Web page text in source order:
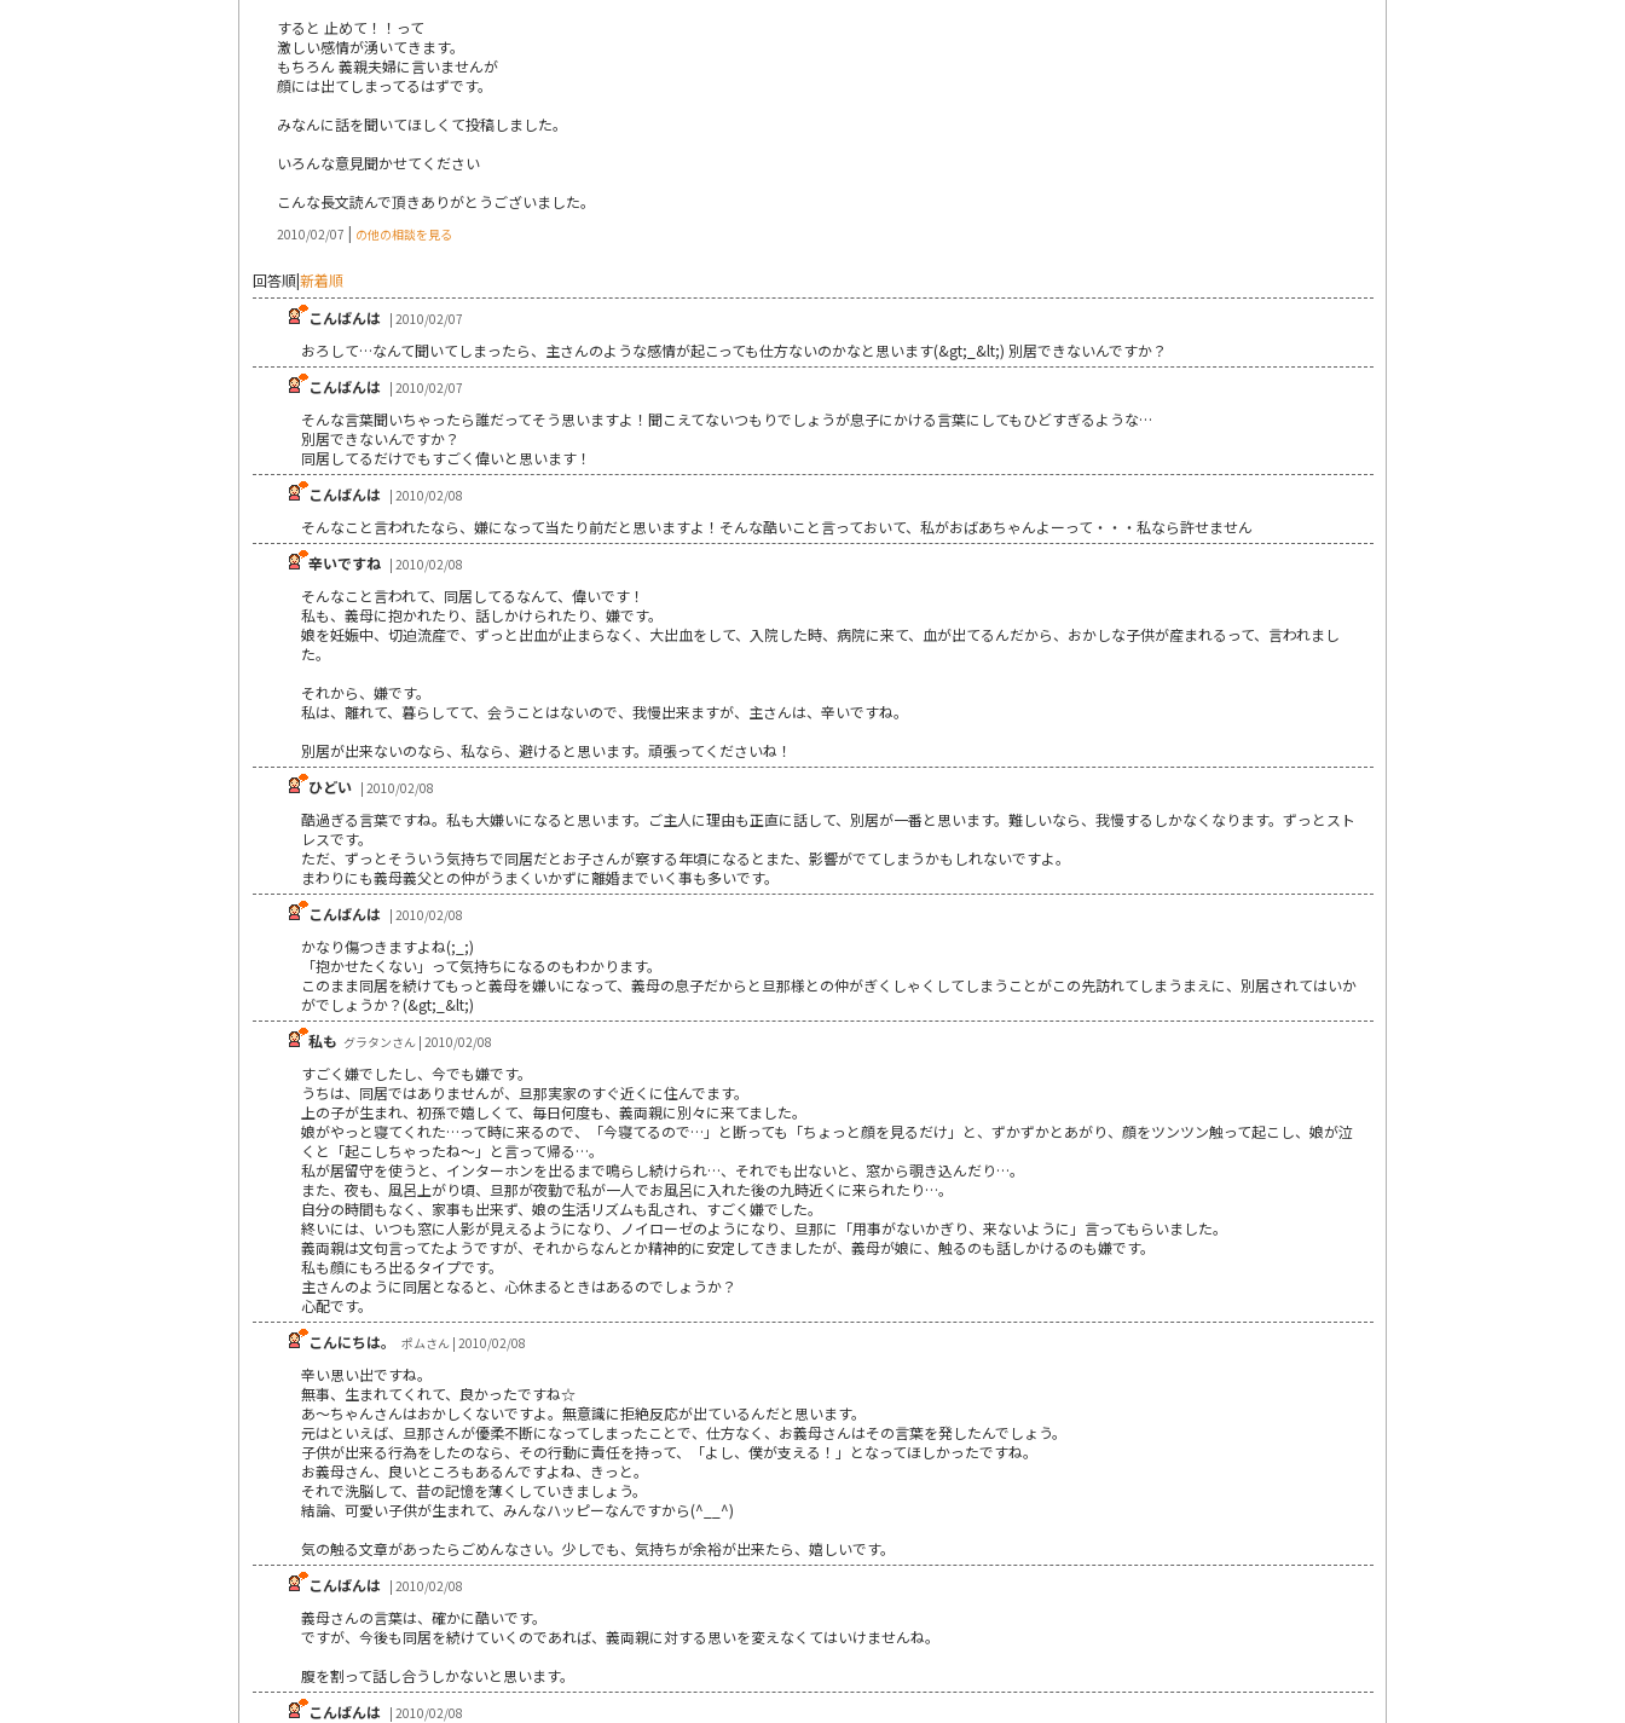
すると 止めて！！って
激しい感情が湧いてきます。
もちろん 義親夫婦に言いませんが
顔には出てしまってるはずです。
みなんに話を聞いてほしくて投稿しました。
いろんな意見聞かせてください
こんな長文読んで頂きありがとうございました。
2010/02/07 | の他の相談を見る
回答順|新着順
こんばんは | 2010/02/07
おろして…なんて聞いてしまったら、主さんのような感情が起こっても仕方ないのかなと思います(&gt;_&lt;) 別居できないんですか？
こんばんは | 2010/02/07
そんな言葉聞いちゃったら誰だってそう思いますよ！聞こえてないつもりでしょうが息子にかける言葉にしてもひどすぎるような…
別居できないんですか？
同居してるだけでもすごく偉いと思います！
こんばんは | 2010/02/08
そんなこと言われたなら、嫌になって当たり前だと思いますよ！そんな酷いこと言っておいて、私がおばあちゃんよーって・・・私なら許せません
辛いですね | 2010/02/08
そんなこと言われて、同居してるなんて、偉いです！
私も、義母に抱かれたり、話しかけられたり、嫌です。
娘を妊娠中、切迫流産で、ずっと出血が止まらなく、大出血をして、入院した時、病院に来て、血が出てるんだから、おかしな子供が産まれるって、言われまし
た。
それから、嫌です。
私は、離れて、暮らしてて、会うことはないので、我慢出来ますが、主さんは、辛いですね。
別居が出来ないのなら、私なら、避けると思います。頑張ってくださいね！
ひどい | 2010/02/08
酷過ぎる言葉ですね。私も大嫌いになると思います。ご主人に理由も正直に話して、別居が一番と思います。難しいなら、我慢するしかなくなります。ずっとスト
レスです。
ただ、ずっとそういう気持ちで同居だとお子さんが察する年頃になるとまた、影響がでてしまうかもしれないですよ。
まわりにも義母義父との仲がうまくいかずに離婚までいく事も多いです。
こんばんは | 2010/02/08
かなり傷つきますよね(;_;)
「抱かせたくない」って気持ちになるのもわかります。
このまま同居を続けてもっと義母を嫌いになって、義母の息子だからと旦那様との仲がぎくしゃくしてしまうことがこの先訪れてしまうまえに、別居されてはいか
がでしょうか？(&gt;_&lt;)
私も グラタンさん | 2010/02/08
すごく嫌でしたし、今でも嫌です。
うちは、同居ではありませんが、旦那実家のすぐ近くに住んでます。
上の子が生まれ、初孫で嬉しくて、毎日何度も、義両親に別々に来てました。
娘がやっと寝てくれた…って時に来るので、「今寝てるので…」と断っても「ちょっと顔を見るだけ」と、ずかずかとあがり、顔をツンツン触って起こし、娘が泣
くと「起こしちゃったね～」と言って帰る…。
私が居留守を使うと、インターホンを出るまで鳴らし続けられ…、それでも出ないと、窓から覗き込んだり…。
また、夜も、風呂上がり頃、旦那が夜勤で私が一人でお風呂に入れた後の九時近くに来られたり…。
自分の時間もなく、家事も出来ず、娘の生活リズムも乱され、すごく嫌でした。
終いには、いつも窓に人影が見えるようになり、ノイローゼのようになり、旦那に「用事がないかぎり、来ないように」言ってもらいました。
義両親は文句言ってたようですが、それからなんとか精神的に安定してきましたが、義母が娘に、触るのも話しかけるのも嫌です。
私も顔にもろ出るタイプです。
主さんのように同居となると、心休まるときはあるのでしょうか？
心配です。
こんにちは。
ポムさん | 2010/02/08
辛い思い出ですね。
無事、生まれてくれて、良かったですね☆
あ～ちゃんさんはおかしくないですよ。無意識に拒絶反応が出ているんだと思います。
元はといえば、旦那さんが優柔不断になってしまったことで、仕方なく、お義母さんはその言葉を発したんでしょう。
子供が出来る行為をしたのなら、その行動に責任を持って、「よし、僕が支える！」となってほしかったですね。
お義母さん、良いところもあるんですよね、きっと。
それで洗脳して、昔の記憶を薄くしていきましょう。
結論、可愛い子供が生まれて、みんなハッピーなんですから(^__^)
気の触る文章があったらごめんなさい。少しでも、気持ちが余裕が出来たら、嬉しいです。
こんばんは | 2010/02/08
義母さんの言葉は、確かに酷いです。
ですが、今後も同居を続けていくのであれば、義両親に対する思いを変えなくてはいけませんね。
腹を割って話し合うしかないと思います。
こんばんは | 2010/02/08